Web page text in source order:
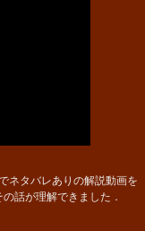
ネタバレありの解説動画を
話が理解できました．